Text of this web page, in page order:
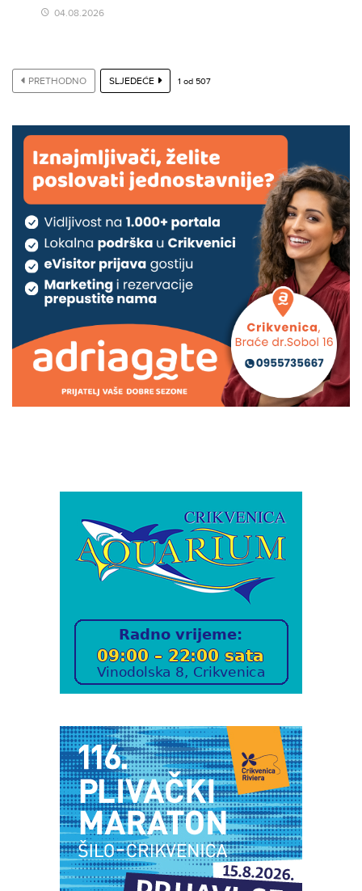
04.08.2026
PRETHODNO SLJEDEĆE 1 od 507